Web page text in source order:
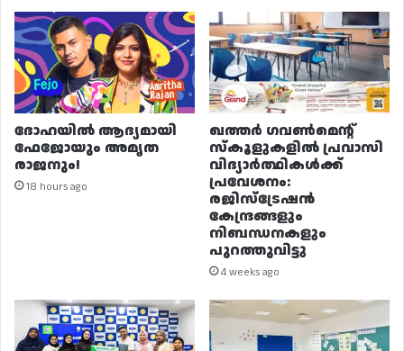
ദോഹയിൽ ആദ്യമായി
ഫേജോയും അമൃത
രാജനും!
18 hours ago
ഖത്തർ ഗവൺമെന്റ്
സ്കൂളുകളിൽ പ്രവാസി
വിദ്യാർത്ഥികൾക്ക്
പ്രവേശനം:
രജിസ്ട്രേഷൻ
കേന്ദ്രങ്ങളും
നിബന്ധനകളും
പുറത്തുവിട്ടു
4 weeks ago